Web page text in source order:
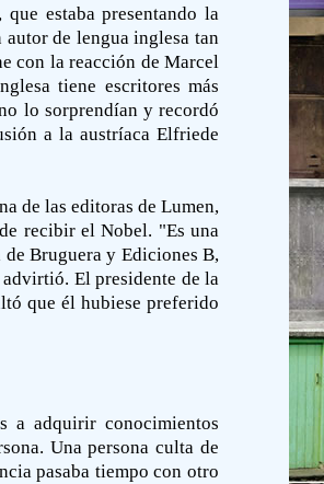
estaba presentando la
de lengua inglesa tan
con la reacción de Marcel
tiene escritores más
lo sorprendían y recordó
a la austríaca Elfriede
de las editoras de Lumen,
recibir el Nobel. "Es una
Bruguera y Ediciones B,
advirtió. El presidente de la
que él hubiese preferido
a adquirir conocimientos
Una persona culta de
pasaba tiempo con otro